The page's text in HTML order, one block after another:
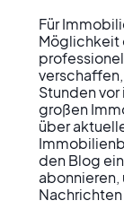
Für
Möglichkeit
Stunden
großen
über
den Blog
Nachrichten